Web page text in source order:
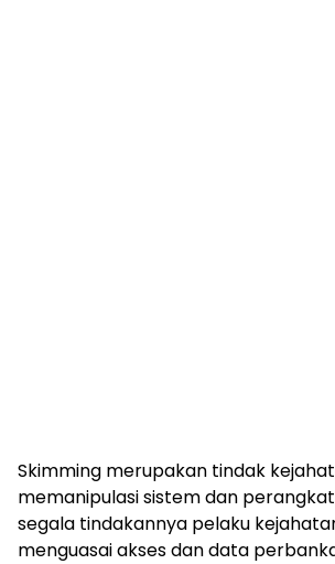
Skimming merupakan tindak
memanipulasi sistem dan
segala tindakannya pelaku
menguasai akses dan data